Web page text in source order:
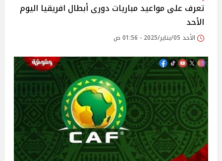
تعرف على مواعيد مباريات دورى أبطال افريقيا اليوم
الأحد
الأحد 05/يناير/2025 - 01:56 ص